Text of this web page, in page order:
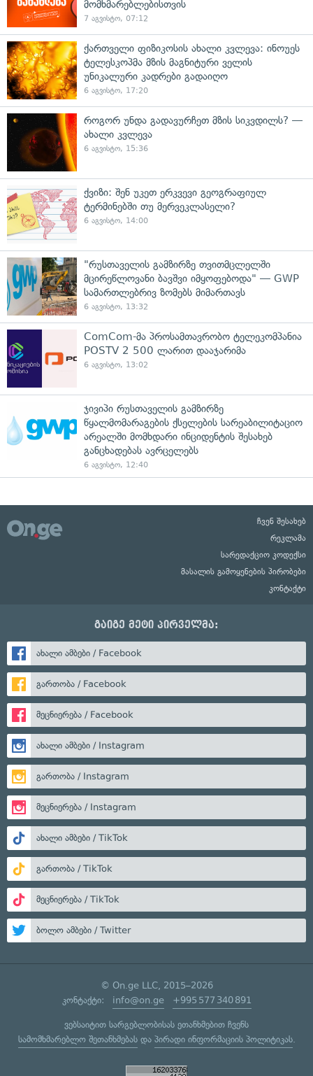
მომხმარებლებისთვის
7 აგვისტო, 07:12
ქართველი ფიზიკოსის ახალი კვლევა: ინოუეს
ტელესკოპმა მზის მაგნიტური ველის
უნიკალური კადრები გადაიღო
6 აგვისტო, 17:20
როგორ უნდა გადავურჩეთ მზის სიკვდილს? —
ახალი კვლევა
6 აგვისტო, 15:36
ქვიზი: შენ უკეთ ერკვევი გეოგრაფიულ
ტერმინებში თუ მერვეკლასელი?
6 აგვისტო, 14:00
"რუსთაველის გამზირზე თვითმცლელში
მცირეწლოვანი ბავშვი იმყოფებოდა" — GWP
სამართლებრივ ზომებს მიმართავს
6 აგვისტო, 13:32
ComCom-მა პროსამთავრობო ტელეკომპანია
POSTV 2 500 ლარით დააჯარიმა
6 აგვისტო, 13:02
ჯივიპი რუსთაველის გამზირზე
წყალმომარაგების ქსელების სარეაბილიტაციო
არეალში მომხდარი ინციდენტის შესახებ
განცხადებას ავრცელებს
6 აგვისტო, 12:40
ჩვენ შესახებ
რეკლამა
სარედაქციო კოდექსი
მასალის გამოყენების პირობები
კონტაქტი
გაიგე მეტი პირველმა:
ახალი ამბები / Facebook
გართობა / Facebook
მეცნიერება / Facebook
ახალი ამბები / Instagram
გართობა / Instagram
მეცნიერება / Instagram
ახალი ამბები / TikTok
გართობა / TikTok
მეცნიერება / TikTok
ბოლო ამბები / Twitter
© On.ge LLC, 2015–2026
კონტაქტი: info@on.ge +995 577 340 891
ვებსაიტით სარგებლობისას ეთანხმებით ჩვენს
სამომხმარებლო შეთანხმებასდა პირადი ინფორმაციის პოლიტიკას.